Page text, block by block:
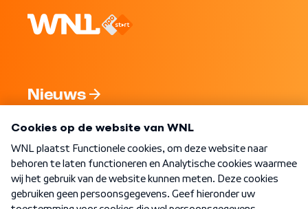
Nieuws
Nieuwsbrief
Word Lid